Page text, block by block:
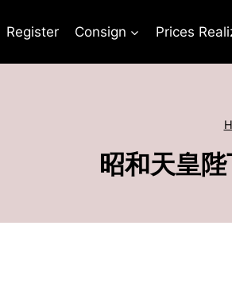
Register Consign Prices
昭和天皇